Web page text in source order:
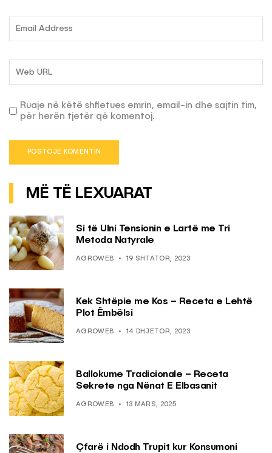
Ruaje në këtë shfletues emrin, email-in dhe sajtin tim,
për herën tjetër që komentoj.
MË TË LEXUARAT
Si të Ulni Tensionin e Lartë me Tri
Metoda Natyrale
AGROWEB 19 SHTATOR, 2023
Kek Shtëpie me Kos – Receta e Lehtë
Plot Ëmbëlsi
AGROWEB 14 DHJETOR, 2023
Ballokume Tradicionale – Receta
Sekrete nga Nënat E Elbasanit
AGROWEB 13 MARS, 2025
Çfarë i Ndodh Trupit kur Konsumoni